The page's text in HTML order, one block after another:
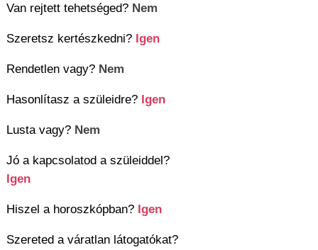
Van rejtett tehetséged? Nem
Szeretsz kertészkedni? Igen
Rendetlen vagy? Nem
Hasonlítasz a szüleidre? Igen
Lusta vagy? Nem
Jó a kapcsolatod a szüleiddel?
Igen
Hiszel a horoszkópban? Igen
Szereted a váratlan látogatókat?